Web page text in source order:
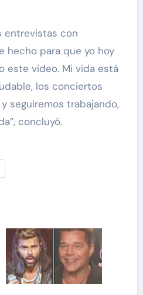
entrevistas con
hecho para que yo hoy
este video. Mi vida está
los conciertos
seguiremos trabajando,
concluyó.